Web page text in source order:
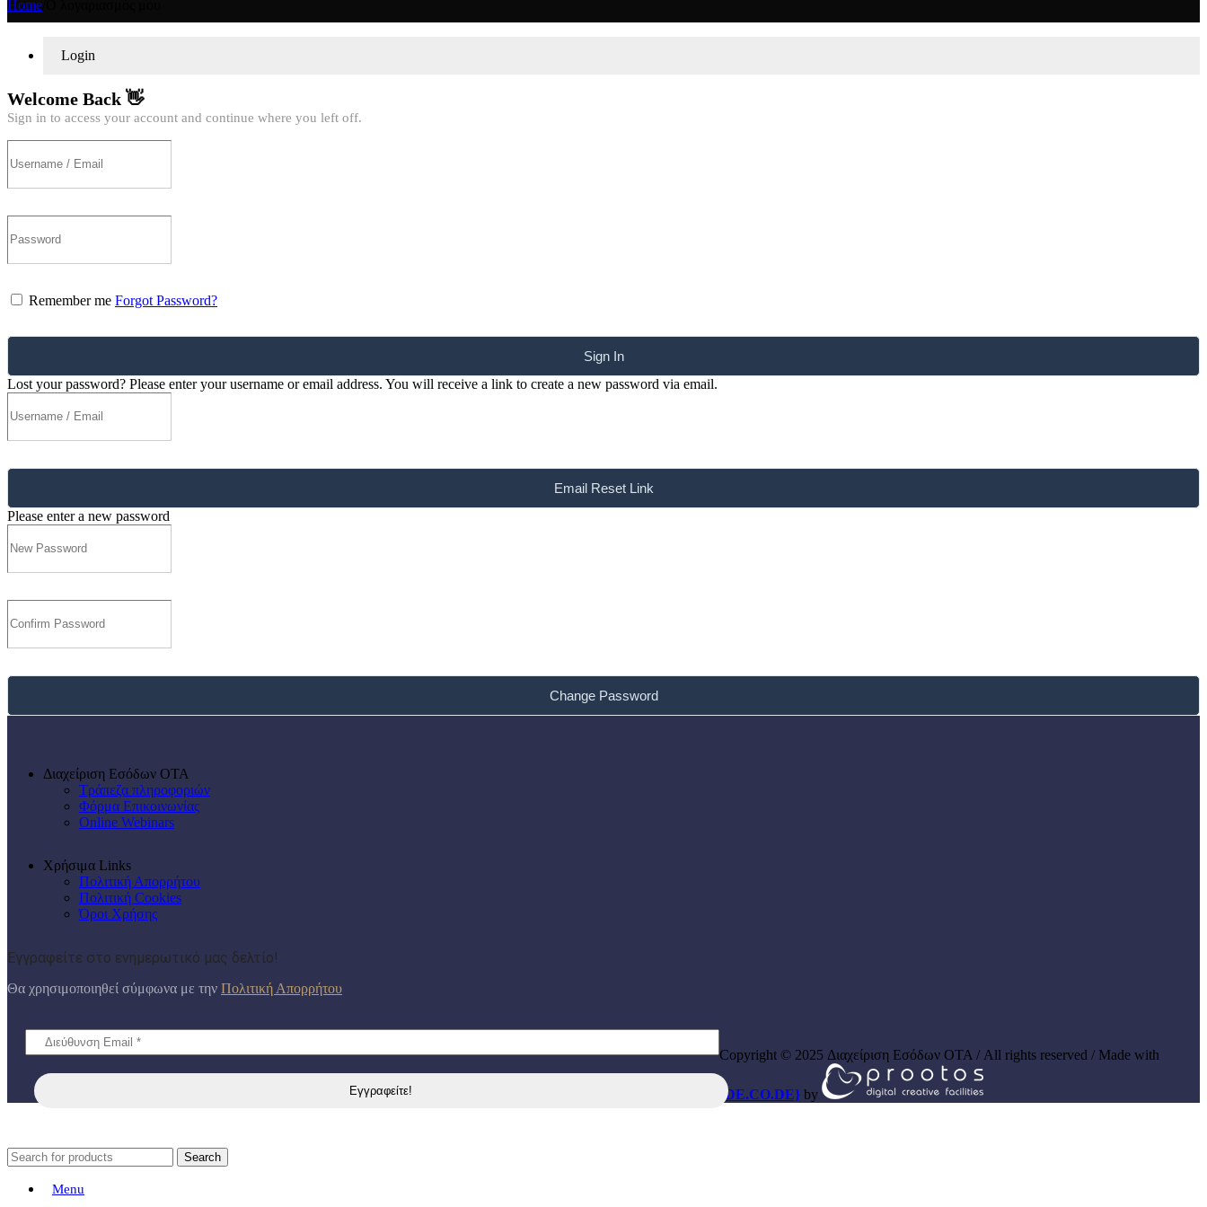
Home
Login
Welcome Back 👋
Sign in to access your account and continue where you left off.
Remember me Forgot Password?
Sign In
Lost your password? Please enter your username or email address. You will receive a link to create a new password via email.
Email Reset Link
Please enter a new password
Change Password
Διαχείριση Εσόδων ΟΤΑ
Τράπεζα πληροφοριών
Φόρμα Επικοινωνίας
Online Webinars
Χρήσιμα Links
Πολιτική Απορρήτου
Πολιτική Cookies
Όροι Χρήσης
Εγγραφείτε στο ενημερωτικό μας δελτίο!
Θα χρησιμοποιηθεί σύμφωνα με την Πολιτική Απορρήτου
Copyright © 2025 Διαχείριση Εσόδων ΟΤΑ / All rights reserved / Made with
{DE.CO.DE}by
Search
Menu